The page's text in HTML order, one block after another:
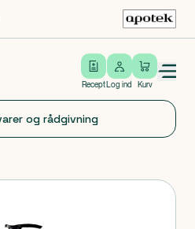
Recept
Log ind
Log ind Kurv
Open/close menu